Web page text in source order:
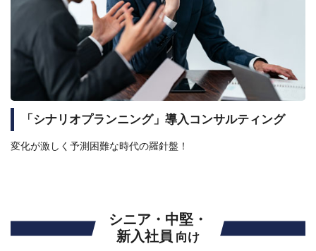
「シナリオプランニング」導入コンサルティング
変化が激しく予測困難な時代の羅針盤！
シニア・中堅・
新入社員 向け